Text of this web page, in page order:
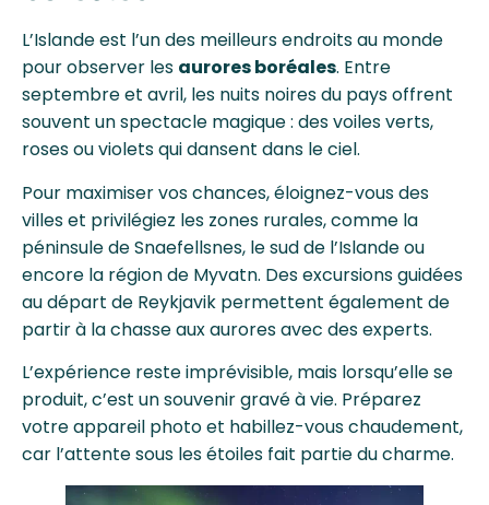
L’Islande est l’un des meilleurs endroits au monde
pour observer les aurores boréales. Entre
septembre et avril, les nuits noires du pays offrent
souvent un spectacle magique : des voiles verts,
roses ou violets qui dansent dans le ciel.
Pour maximiser vos chances, éloignez-vous des
villes et privilégiez les zones rurales, comme la
péninsule de Snaefellsnes, le sud de l’Islande ou
encore la région de Myvatn. Des excursions guidées
au départ de Reykjavik permettent également de
partir à la chasse aux aurores avec des experts.
L’expérience reste imprévisible, mais lorsqu’elle se
produit, c’est un souvenir gravé à vie. Préparez
votre appareil photo et habillez-vous chaudement,
car l’attente sous les étoiles fait partie du charme.